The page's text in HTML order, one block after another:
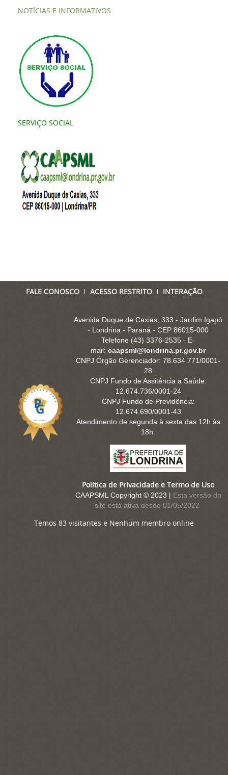
NOTÍCIAS E INFORMATIVOS
SERVIÇO SOCIAL
FALE CONOSCO ACESSO RESTRITO INTERAÇÃO
Avenida Duque de Caxias, 333 - Jardim Igapó
- Londrina - Paraná - CEP 86015-000
Telefone (43) 3376-2535 - E-
mail: caapsml@londrina.pr.gov.br
CNPJ Órgão Gerenciador: 78.634.771/0001-
28
CNPJ Fundo de Assitência a Saúde:
12.674.736/0001-24
CNPJ Fundo de Previdência:
12.674.690/0001-43
Atendimento de segunda à sexta das 12h às
18h.
Política de Privacidade e Termo de Uso
CAAPSML Copyright © 2023 | Esta versão do
site está ativa desde 01/05/2022
Temos 83 visitantes e Nenhum membro online